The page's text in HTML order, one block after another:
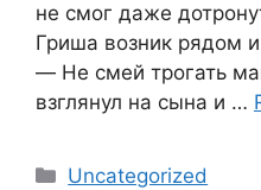
не смог даже
Гриша возник рядом и
― Не смей трогать
взглянул на сына и …
Categories
Uncategorized